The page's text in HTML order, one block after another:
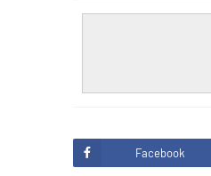
Facebook